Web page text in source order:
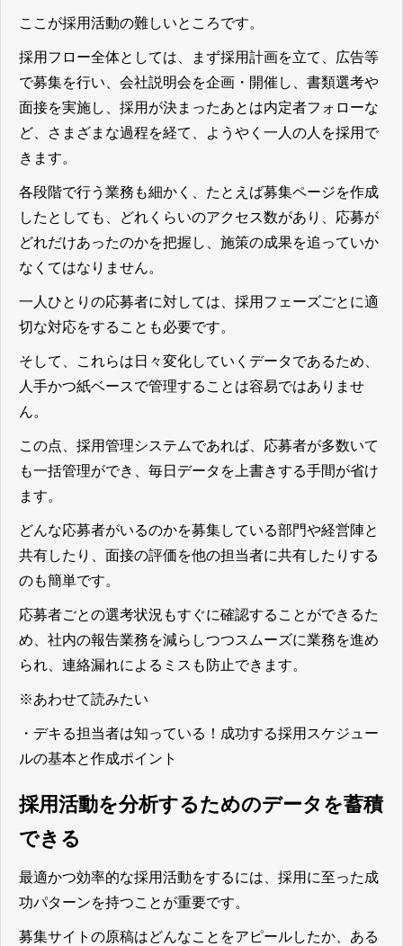
ここが採用活動の難しいところです。
採用フロー全体としては、まず採用計画を立て、広告等
で募集を行い、会社説明会を企画・開催し、書類選考や
面接を実施し、採用が決まったあとは内定者フォローな
ど、さまざまな過程を経て、ようやく一人の人を採用で
きます。
各段階で行う業務も細かく、たとえば募集ページを作成
したとしても、どれくらいのアクセス数があり、応募が
どれだけあったのかを把握し、施策の成果を追っていか
なくてはなりません。
一人ひとりの応募者に対しては、採用フェーズごとに適
切な対応をすることも必要です。
そして、これらは日々変化していくデータであるため、
人手かつ紙ベースで管理することは容易ではありませ
ん。
この点、採用管理システムであれば、応募者が多数いて
も一括管理ができ、毎日データを上書きする手間が省け
ます。
どんな応募者がいるのかを募集している部門や経営陣と
共有したり、面接の評価を他の担当者に共有したりする
のも簡単です。
応募者ごとの選考状況もすぐに確認することができるた
め、社内の報告業務を減らしつつスムーズに業務を進め
られ、連絡漏れによるミスも防止できます。
※あわせて読みたい
・ デキる担当者は知っている！成功する採用スケジュー
ルの基本と作成ポイント
採用活動を分析するためのデータを蓄積
できる
最適かつ効率的な採用活動をするには、採用に至った成
功パターンを持つことが重要です。
募集サイトの原稿はどんなことをアピールしたか、ある